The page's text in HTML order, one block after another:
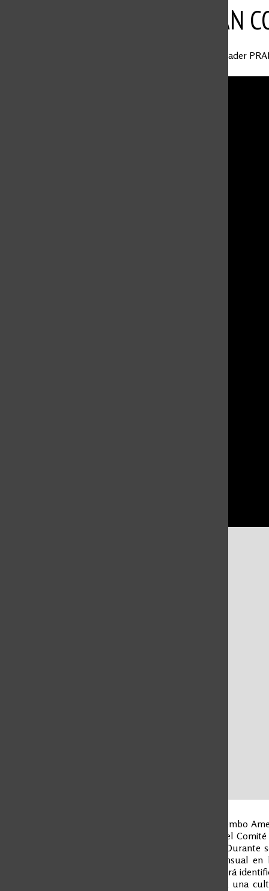
BRILLAN
Leader
El Colegio Colombo
una iniciativa del
sostenibilidad. Durante
energético mensual
proceso permitirá
y avanzar hacia una